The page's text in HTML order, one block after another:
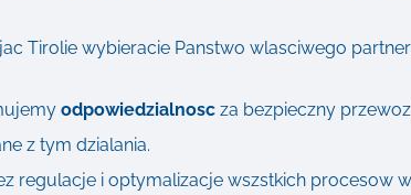
Tirolie wybieracie Panstwo wlasciwego
odpowiedzialnosc za bezpieczny
z tym dzialania.
regulacje i optymalizacje wszstkich procesow